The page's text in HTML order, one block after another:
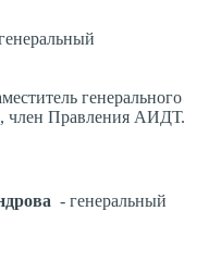
генерального
, член Правления АИДТ.
- генеральный